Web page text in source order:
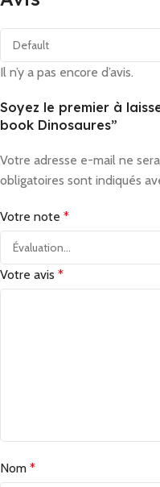
Il n’y a pas encore d’avis.
Soyez le premier à
book Dinosaures”
Votre adresse e-mail ne
obligatoires sont indiqués
Votre note *
Votre avis *
Nom *